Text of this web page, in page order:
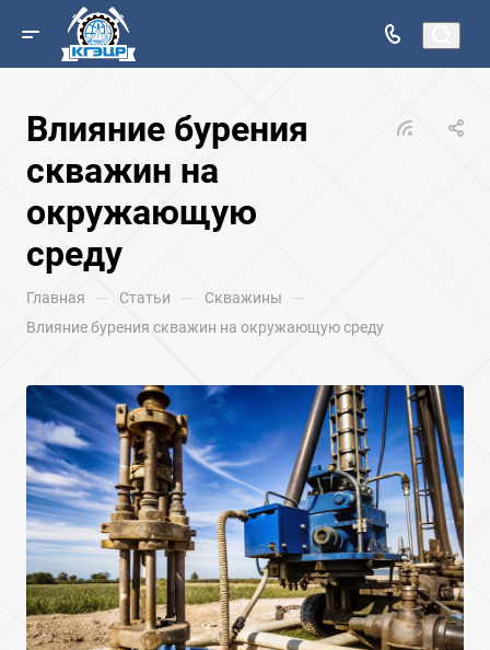
Влияние бурения
скважин на
окружающую
среду
Главная — Статьи — Скважины —
Влияние бурения скважин на окружающую среду